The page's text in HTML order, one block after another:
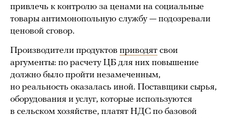
привлечь к контролю за ценами на социальные
товары антимонопольную службу — подозревали
ценовой сговор.
Производители продуктов приводят свои
аргументы: по расчету ЦБ для них повышение
должно было пройти незамеченным,
но реальность оказалась иной. Поставщики сырья,
оборудования и услуг, которые используются
в сельском хозяйстве, платят НДС по базовой